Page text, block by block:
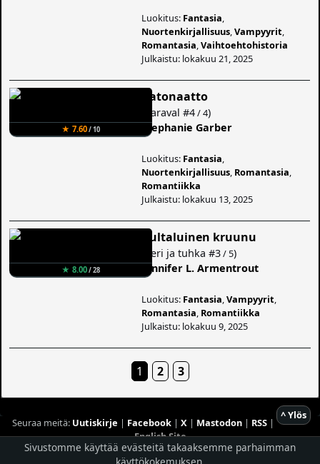
Luokitus: Fantasia
Nuortenkirjallisuus ,Vampyyrit
Romantasia ,Vaihtoehtohistoria
Julkaistu: lokakuu 21, 2025
★ 7.60/ 10
Aatonaatto
Caraval #4/ 4)
Stephanie Garber
Luokitus: Fantasia
Nuortenkirjallisuus Romantasia
Romantiikka
Julkaistu: lokakuu 13, 2025
★ 8.00/ 28
Kultaluinen kruunu
Veri ja tuhka #3/ 5)
Jennifer L. Armentrout
Luokitus: Fantasia ,Vampyyrit
Romantasia Romantiikka
Julkaistu: lokakuu 9, 2025
1 2 3
^ Ylös
Seuraa meitä: Uutiskirje | Facebook| X | Mastodon| RSS|
English Site
Hostingpalvelun tarjoaaPlaneetta Internet Oy
Sivustomme käyttää evästeitä takaaksemme parhaimman